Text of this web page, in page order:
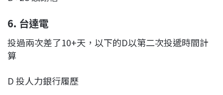
6. 台達電
投過兩次差了10+天，以下的D以第二次投遞時間計
算
D 投人力銀行履歷